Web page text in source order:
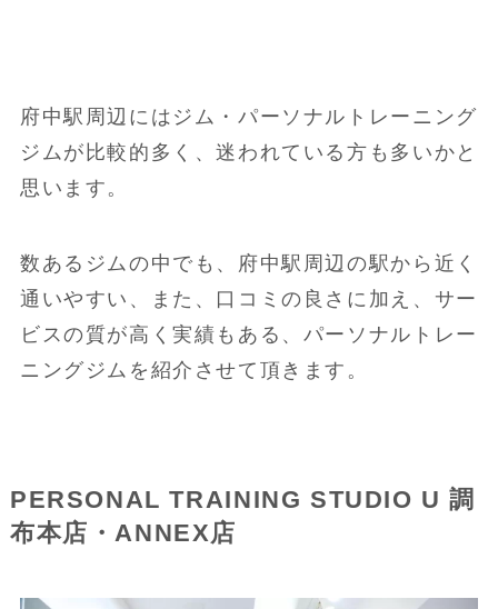
府中駅周辺にはジム・パーソナルトレーニング
ジムが比較的多く、迷われている方も多いかと
思います。
数あるジムの中でも、府中駅周辺の駅から近く
通いやすい、また、口コミの良さに加え、サー
ビスの質が高く実績もある、パーソナルトレー
ニングジムを紹介させて頂きます。
PERSONAL TRAINING STUDIO U 調
布本店・ANNEX店